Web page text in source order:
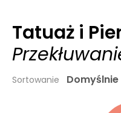
Tatuaż i
Sortowanie Domyślnie